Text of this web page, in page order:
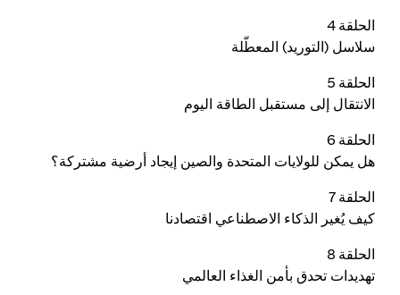
الحلقة 4
سلاسل (التوريد) المعطّلة
الحلقة 5
الانتقال إلى مستقبل الطاقة اليوم
الحلقة 6
هل يمكن للولايات المتحدة والصين إيجاد أرضية مشتركة؟
الحلقة 7
كيف يُغير الذكاء الاصطناعي اقتصادنا
الحلقة 8
تهديدات تحدق بأمن الغذاء العالمي